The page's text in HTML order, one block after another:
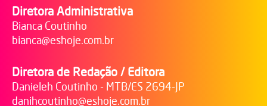
Diretora Administrativa
Bianca Coutinho
bianca@eshoje.com.br
Diretora de Redação / Editora
Danieleh Coutinho - MTB/ES 2694-JP
danihcoutinho@eshoje.com.br